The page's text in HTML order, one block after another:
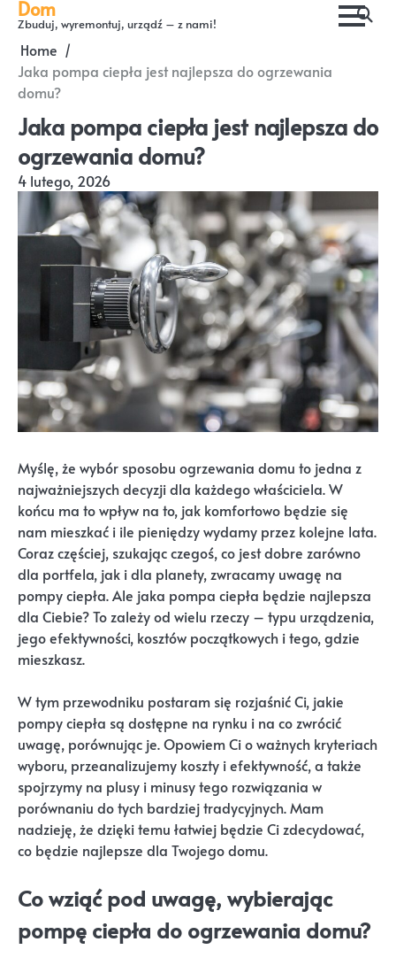
Skip
content
Dom
Zbuduj, wyremontuj, urządź – z nami!
Home
Jaka pompa ciepła jest najlepsza do ogrzewania
domu?
Jaka pompa ciepła jest najlepsza do
ogrzewania domu?
4 lutego, 2026
Myślę, że wybór sposobu ogrzewania domu to jedna z
najważniejszych decyzji dla każdego właściciela. W
końcu ma to wpływ na to, jak komfortowo będzie się
nam mieszkać i ile pieniędzy wydamy przez kolejne lata.
Coraz częściej, szukając czegoś, co jest dobre zarówno
dla portfela, jak i dla planety, zwracamy uwagę na
pompy ciepła. Ale jaka pompa ciepła będzie najlepsza
dla Ciebie? To zależy od wielu rzeczy – typu urządzenia,
jego efektywności, kosztów początkowych i tego, gdzie
mieszkasz.
W tym przewodniku postaram się rozjaśnić Ci, jakie
pompy ciepła są dostępne na rynku i na co zwrócić
uwagę, porównując je. Opowiem Ci o ważnych kryteriach
wyboru, przeanalizujemy koszty i efektywność, a także
spojrzymy na plusy i minusy tego rozwiązania w
porównaniu do tych bardziej tradycyjnych. Mam
nadzieję, że dzięki temu łatwiej będzie Ci zdecydować,
co będzie najlepsze dla Twojego domu.
Co wziąć pod uwagę, wybierając
pompę ciepła do ogrzewania domu?